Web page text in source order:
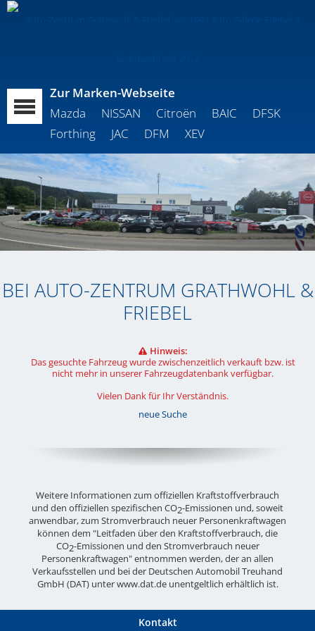
Zur Marken-Webseite
Mazda
NISSAN Citroën BAIC
DFSK
Forthing
JAC DFM XEV
BEI AUTO-ZENTRUM GRATHWOHL &
FRIEBEL
Hinweis:
Das gesuchte Fahrzeug wurde zwischenzeitlich verkauft bzw. ist
nicht mehr in unserer Fahrzeugdatenbank verfügbar.
Vielen Dank für Ihr Verständnis.
neue Suche
Weitere Informationen zum offiziellen Kraftstoffverbrauch
und den offiziellen spezifischen CO2-Emissionen und, soweit
anwendbar, zum Stromverbrauch neuer Personenkraftwagen
können dem "Leitfaden über den Kraftstoffverbrauch, die
CO2-Emissionen und den Stromverbrauch neuer
Personenkraftwagen" entnommen werden, der an allen
Verkaufsstellen und bei der Deutschen Automobil Treuhand
GmbH (DAT) unterwww.dat.deunentgeltlich erhältlich ist.
Kontakt